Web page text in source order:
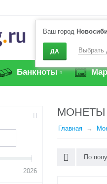
Ваш город
ДА Выбрать
Банкноты
МОНЕТЫ
Главная
По
2026